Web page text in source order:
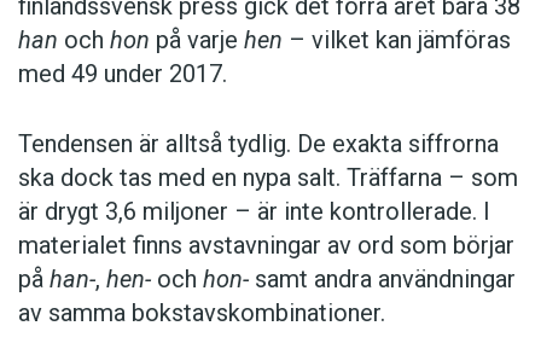
finlandssvensk press gick det förra året bara 38
han och hon på varje hen – vilket kan jämföras
med 49 under 2017.
Tendensen är alltså tydlig. De exakta siffrorna
ska dock tas med en nypa salt. Träffarna – som
är drygt 3,6 miljoner – är inte kontrollerade. I
materialet finns avstavningar av ord som börjar
på han-, hen- och hon- samt andra användningar
av samma bokstavskombinationer.